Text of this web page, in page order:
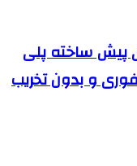
پیش ساخته پلی
و بدون تخریب